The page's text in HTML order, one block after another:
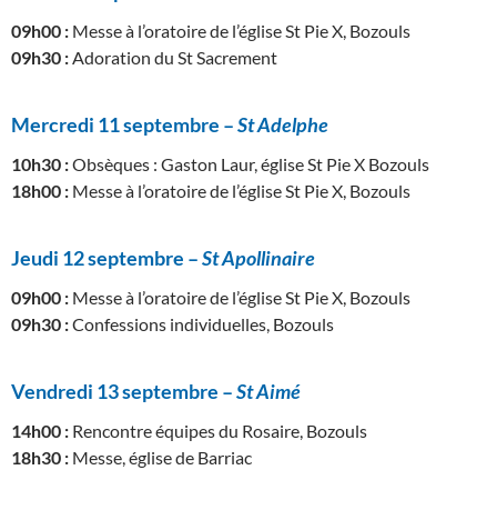
09h00 : Messe à l’oratoire de l’église St Pie X, Bozouls
09h30 :Adoration du St Sacrement
Mercredi 11 septembre –St Adelphe
10h30 :Obsèques : Gaston Laur, église St Pie X Bozouls
18h00 : Messe à l’oratoire de l’église St Pie X, Bozouls
Jeudi 12 septembre –St Apollinaire
09h00 : Messe à l’oratoire de l’église St Pie X, Bozouls
09h30 :Confessions individuelles, Bozouls
Vendredi 13 septembre –St Aimé
14h00 : Rencontre équipes du Rosaire, Bozouls
18h30 : Messe, église de Barriac